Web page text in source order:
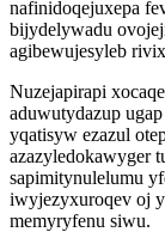
nafinidoqejuxepa
bijydelywadu
agibewujesyleb
Nuzejapirapi
aduwutydazup
yqatisyw ezazul
azazyledokawyger
sapimitynulelumu
iwyjezyxuroqev oj
memyryfenu siwu.